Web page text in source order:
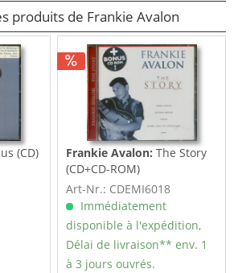
produits de Frankie Avalon
(CD) Frankie Avalon: The Story
(CD+CD-ROM)
Art-Nr.: CDEMI6018
Immédiatement
disponible à l'expédition,
Délai de livraison** env. 1
à 3 jours ouvrés.